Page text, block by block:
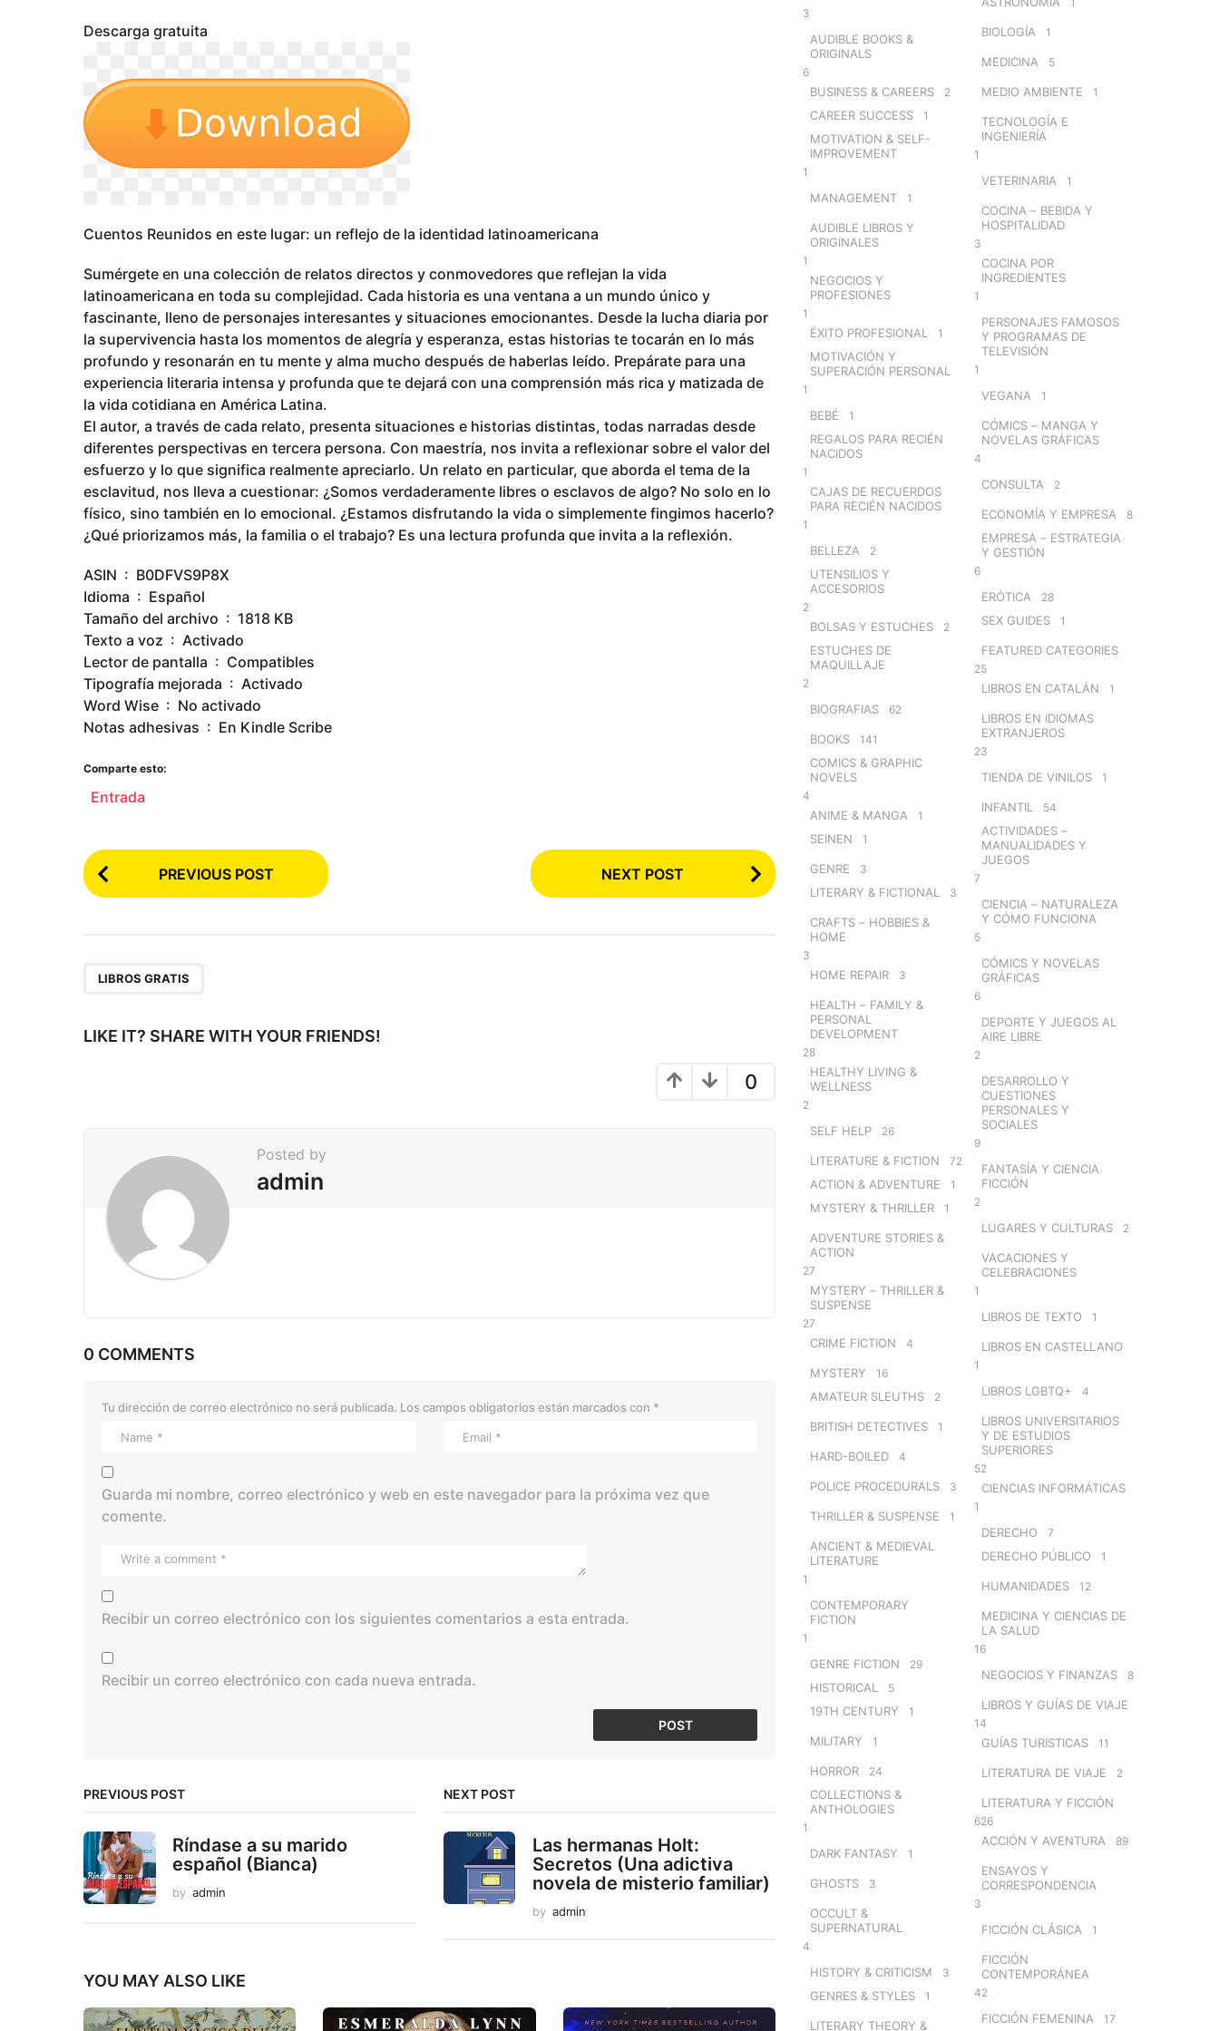
a
Descarga gratuita
Cuentos Reunidos en este lugar: un reflejo de la identidad latinoamericana
Sumérgete en una colección de relatos directos y conmovedores que reflejan la vida
latinoamericana en toda su complejidad. Cada historia es una ventana a un mundo único y
fascinante, lleno de personajes interesantes y situaciones emocionantes. Desde la lucha diaria por
la supervivencia hasta los momentos de alegría y esperanza, estas historias te tocarán en lo más
profundo y resonarán en tu mente y alma mucho después de haberlas leído. Prepárate para una
experiencia literaria intensa y profunda que te dejará con una comprensión más rica y matizada de
la vida cotidiana en América Latina.
El autor, a través de cada relato, presenta situaciones e historias distintas, todas narradas desde
diferentes perspectivas en tercera persona. Con maestría, nos invita a reflexionar sobre el valor del
esfuerzo y lo que significa realmente apreciarlo. Un relato en particular, que aborda el tema de la
esclavitud, nos lleva a cuestionar: ¿Somos verdaderamente libres o esclavos de algo? No solo en lo
físico, sino también en lo emocional. ¿Estamos disfrutando la vida o simplemente fingimos hacerlo?
¿Qué priorizamos más, la familia o el trabajo? Es una lectura profunda que invita a la reflexión.
ASIN ‏ : ‎ B0DFVS9P8X
Idioma ‏ : ‎ Español
Tamaño del archivo ‏ : ‎ 1818 KB
Texto a voz ‏ : ‎ Activado
Lector de pantalla ‏ : ‎ Compatibles
Tipografía mejorada ‏ : ‎ Activado
Word Wise ‏ : ‎ No activado
Notas adhesivas ‏ : ‎ En Kindle Scribe
Comparte esto:
Entrada
P
o
P
g
PREVIOUS POST NEXT POST
LIBROS GRATIS
LIKE IT? SHARE WITH YOUR FRIENDS!
0
Posted by
admin
0 COMMENTS
Tu dirección de correo electrónico no será publicada. Los campos obligatorios están marcados con *
Guarda mi nombre, correo electrónico y web en este navegador para la próxima vez que
comente.
Recibir un correo electrónico con los siguientes comentarios a esta entrada.
Recibir un correo electrónico con cada nueva entrada.
PREVIOUS POST
Ríndase a su marido
español (Bianca)
by admin
NEXT POST
Las hermanas Holt:
Secretos (Una adictiva
novela de misterio familiar)
by admin
YOU MAY ALSO LIKE
3
AUDIBLE BOOKS &
ORIGINALS
6
BUSINESS & CAREERS 2
CAREER SUCCESS 1
MOTIVATION & SELF-
IMPROVEMENT
1
MANAGEMENT 1
AUDIBLE LIBROS Y
ORIGINALES
1
NEGOCIOS Y
PROFESIONES
1
ÉXITO PROFESIONAL 1
MOTIVACIÓN Y
SUPERACIÓN PERSONAL
1
BEBÉ 1
REGALOS PARA RECIÉN
NACIDOS
1
CAJAS DE RECUERDOS
PARA RECIÉN NACIDOS
1
BELLEZA 2
UTENSILIOS Y
ACCESORIOS
2
BOLSAS Y ESTUCHES 2
ESTUCHES DE
MAQUILLAJE
2
BIOGRAFIAS 62
BOOKS 141
COMICS & GRAPHIC
NOVELS
4
ANIME & MANGA 1
SEINEN 1
GENRE 3
LITERARY & FICTIONAL 3
CRAFTS – HOBBIES &
HOME
3
HOME REPAIR 3
HEALTH – FAMILY &
PERSONAL
DEVELOPMENT
28
HEALTHY LIVING &
WELLNESS
2
SELF HELP 26
LITERATURE & FICTION 72
ACTION & ADVENTURE 1
MYSTERY & THRILLER 1
ADVENTURE STORIES &
ACTION
27
MYSTERY – THRILLER &
SUSPENSE
27
CRIME FICTION 4
MYSTERY 16
AMATEUR SLEUTHS 2
BRITISH DETECTIVES 1
HARD-BOILED 4
POLICE PROCEDURALS 3
THRILLER & SUSPENSE 1
ANCIENT & MEDIEVAL
LITERATURE
1
CONTEMPORARY
FICTION
1
GENRE FICTION 29
HISTORICAL 5
19TH CENTURY 1
MILITARY 1
HORROR 24
COLLECTIONS &
ANTHOLOGIES
1
DARK FANTASY 1
GHOSTS 3
OCCULT &
SUPERNATURAL
4
HISTORY & CRITICISM 3
GENRES & STYLES 1
LITERARY THEORY &
BIOLOGÍA 1
MEDICINA 5
MEDIO AMBIENTE 1
TECNOLOGÍA E
INGENIERÍA
1
VETERINARIA 1
COCINA – BEBIDA Y
HOSPITALIDAD
3
COCINA POR
INGREDIENTES
1
PERSONAJES FAMOSOS
Y PROGRAMAS DE
TELEVISIÓN
1
VEGANA 1
CÓMICS – MANGA Y
NOVELAS GRÁFICAS
4
CONSULTA 2
ECONOMÍA Y EMPRESA 8
EMPRESA – ESTRATEGIA
Y GESTIÓN
6
ERÓTICA 28
SEX GUIDES 1
FEATURED CATEGORIES
25
LIBROS EN CATALÁN 1
LIBROS EN IDIOMAS
EXTRANJEROS
23
TIENDA DE VINILOS 1
INFANTIL 54
ACTIVIDADES –
MANUALIDADES Y
JUEGOS
7
CIENCIA – NATURALEZA
Y CÓMO FUNCIONA
5
CÓMICS Y NOVELAS
GRÁFICAS
6
DEPORTE Y JUEGOS AL
AIRE LIBRE
2
DESARROLLO Y
CUESTIONES
PERSONALES Y
SOCIALES
9
FANTASÍA Y CIENCIA
FICCIÓN
2
LUGARES Y CULTURAS 2
VACACIONES Y
CELEBRACIONES
1
LIBROS DE TEXTO 1
LIBROS EN CASTELLANO
1
LIBROS LGBTQ+ 4
LIBROS UNIVERSITARIOS
Y DE ESTUDIOS
SUPERIORES
52
CIENCIAS INFORMÁTICAS
1
DERECHO 7
DERECHO PÚBLICO 1
HUMANIDADES 12
MEDICINA Y CIENCIAS DE
LA SALUD
16
NEGOCIOS Y FINANZAS 8
LIBROS Y GUÍAS DE VIAJE
14
GUÍAS TURISTICAS 11
LITERATURA DE VIAJE 2
LITERATURA Y FICCIÓN
626
ACCIÓN Y AVENTURA 89
ENSAYOS Y
CORRESPONDENCIA
3
FICCIÓN CLÁSICA 1
FICCIÓN
CONTEMPORÁNEA
42
FICCIÓN FEMENINA 17